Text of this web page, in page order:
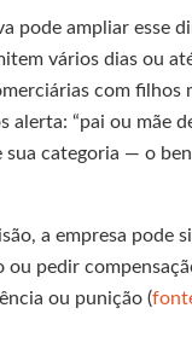
pode ampliar esse
vários dias ou
com filhos
alerta: “pai ou mãe
sua categoria — o
a empresa pode
ou pedir
ou punição (